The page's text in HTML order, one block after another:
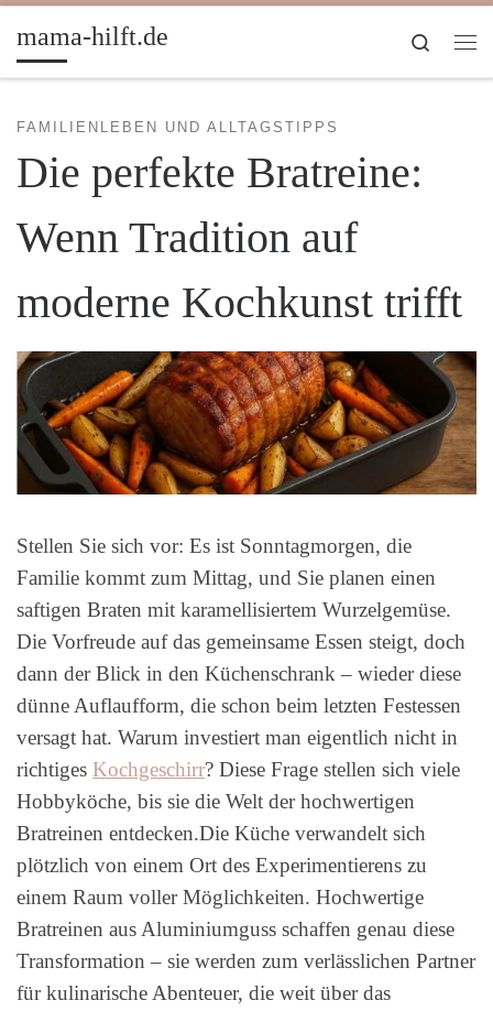
Zum Inhalt springen
mama-hilft.de
Search
FAMILIENLEBEN UND ALLTAGSTIPPS
Die perfekte Bratreine:
Wenn Tradition auf
moderne Kochkunst trifft
Stellen Sie sich vor: Es ist Sonntagmorgen, die
Familie kommt zum Mittag, und Sie planen einen
saftigen Braten mit karamellisiertem Wurzelgemüse.
Die Vorfreude auf das gemeinsame Essen steigt, doch
dann der Blick in den Küchenschrank – wieder diese
dünne Auflaufform, die schon beim letzten Festessen
versagt hat. Warum investiert man eigentlich nicht in
richtiges Kochgeschirr? Diese Frage stellen sich viele
Hobbyköche, bis sie die Welt der hochwertigen
Bratreinen entdecken.Die Küche verwandelt sich
plötzlich von einem Ort des Experimentierens zu
einem Raum voller Möglichkeiten. Hochwertige
Bratreinen aus Aluminiumguss schaffen genau diese
Transformation – sie werden zum verlässlichen Partner
für kulinarische Abenteuer, die weit über das